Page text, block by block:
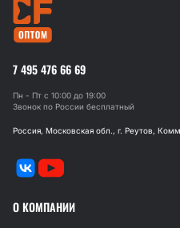
7 495 476 66 69
Пн - Пт с 10:00 до 19:00
Звонок по России бесплатный
Россия, Московская обл., г. Реутов,
О КОМПАНИИ